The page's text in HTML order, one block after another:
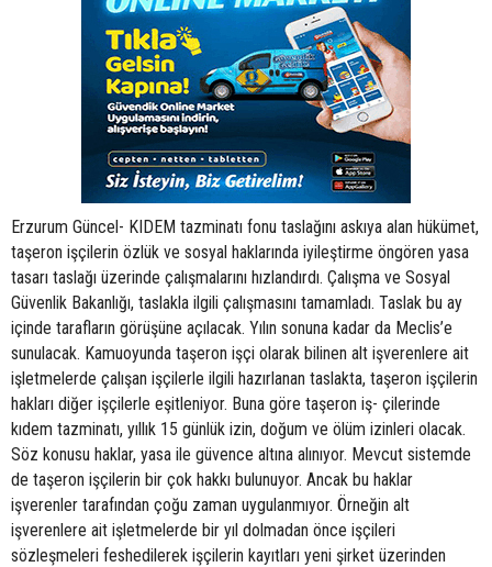
Erzurum Güncel- KIDEM tazminatı fonu taslağını askıya alan hükümet,
taşeron işçilerin özlük ve sosyal haklarında iyileştirme öngören yasa
tasarı taslağı üzerinde çalışmalarını hızlandırdı. Çalışma ve Sosyal
Güvenlik Bakanlığı, taslakla ilgili çalışmasını tamamladı. Taslak bu ay
içinde tarafların görüşüne açılacak. Yılın sonuna kadar da Meclis’e
sunulacak. Kamuoyunda taşeron işçi olarak bilinen alt işverenlere ait
işletmelerde çalışan işçilerle ilgili hazırlanan taslakta, taşeron işçilerin
hakları diğer işçilerle eşitleniyor. Buna göre taşeron iş- çilerinde
kıdem tazminatı, yıllık 15 günlük izin, doğum ve ölüm izinleri olacak.
Söz konusu haklar, yasa ile güvence altına alınıyor. Mevcut sistemde
de taşeron işçilerin bir çok hakkı bulunuyor. Ancak bu haklar
işverenler tarafından çoğu zaman uygulanmıyor. Örneğin alt
işverenlere ait işletmelerde bir yıl dolmadan önce işçileri
sözleşmeleri feshedilerek işçilerin kayıtları yeni şirket üzerinden